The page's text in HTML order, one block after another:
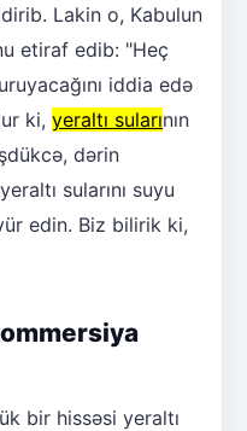
Lakin o, Kabulun
etiraf edib: "Heç
iddia edə
ki, yeraltı sularının
dərin
sularını suyu
edin. Biz bilirik ki,
bir hissəsi yeraltı